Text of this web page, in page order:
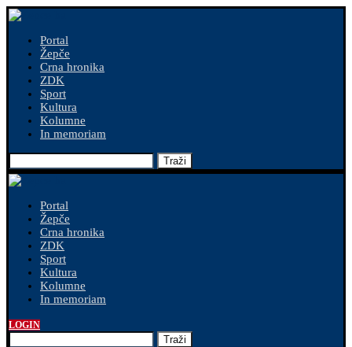
Portal
Žepče
Crna hronika
ZDK
Sport
Kultura
Kolumne
In memoriam
Traži
Portal
Žepče
Crna hronika
ZDK
Sport
Kultura
Kolumne
In memoriam
LOGIN
Traži